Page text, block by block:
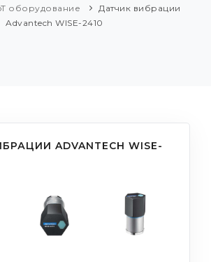
оборудование
Датчик вибрации
Advantech WISE-2410
ADVANTECH WISE-